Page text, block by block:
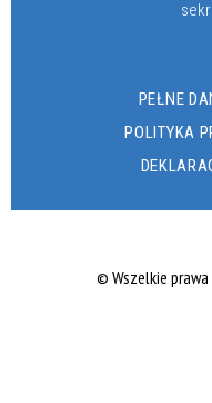
PEŁNE
POLITYKA
© Wszelkie